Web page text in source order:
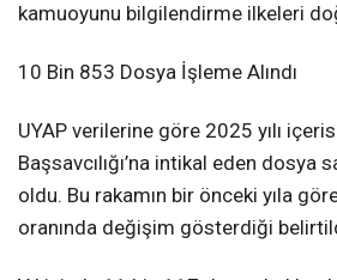
kamuoyunu bilgilendirme ilkeleri
10 Bin 853 Dosya İşleme Alındı
UYAP verilerine göre 2025 yılı
Başsavcılığı’na intikal eden dosya
oldu. Bu rakamın bir önceki yıla
oranında değişim gösterdiği